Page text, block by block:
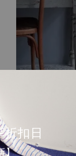
折扣日
】